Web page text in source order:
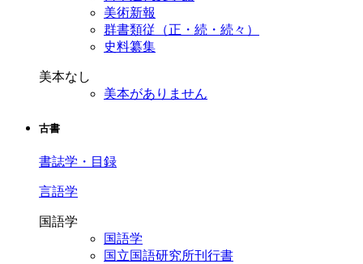
美術新報
群書類従（正・続・続々）
史料纂集
美本なし
美本がありません
古書
書誌学・目録
言語学
国語学
国語学
国立国語研究所刊行書